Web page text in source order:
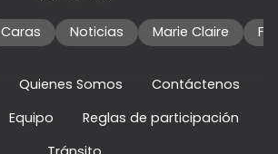
Caras Noticias Marie Claire
Quienes Somos
Contáctenos
Equipo
Reglas de participación